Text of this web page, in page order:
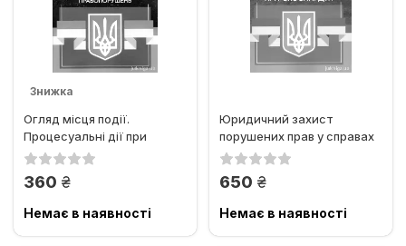
Знижка
Огляд місця події.
Процесуальні дії при
розслідуванні окремих...
360 грн.
Немає в наявності
Юридичний захист
порушених прав у справах
при скоєнні ДТП.
650 грн.
Немає в наявності